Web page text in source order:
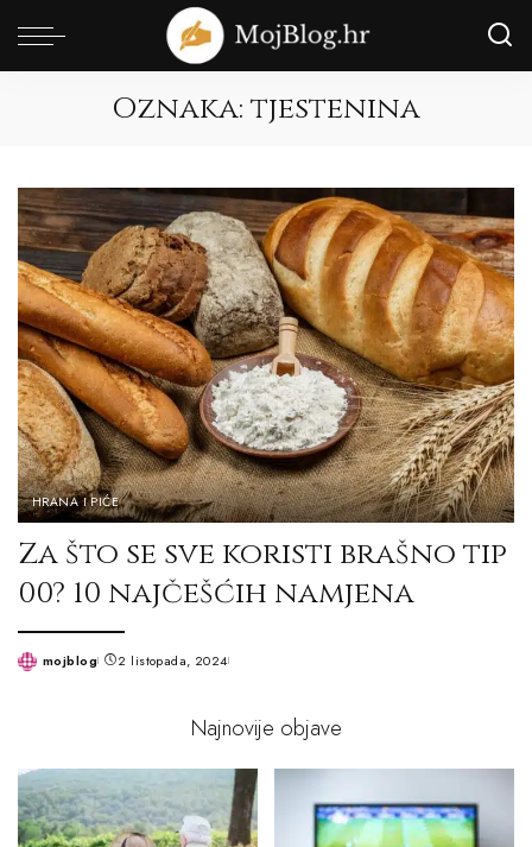
Oznaka: tjestenina
HRANA I PIĆE
Za što se sve koristi brašno tip
00? 10 najčešćih namjena
Postedmojblog 2 listopada, 2024
Najnovije objave